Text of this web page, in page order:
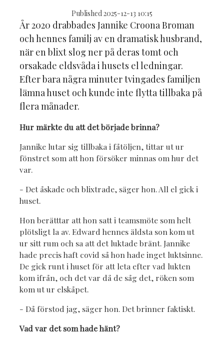
Published 2025-12-13 10:15
År 2020 drabbades Jannike Croona Broman
och hennes familj av en dramatisk husbrand,
när en blixt slog ner på deras tomt och
orsakade eldsvåda i husets el ledningar.
Efter bara några minuter tvingades familjen
lämna huset och kunde inte flytta tillbaka på
flera månader.
Hur märkte du att det började brinna?
Jannike lutar sig tillbaka i fåtöljen, tittar ut ur
fönstret som att hon försöker minnas om hur det
var.
- Det åskade och blixtrade, säger hon. All el gick i
huset.
Hon berätttar att hon satt i teamsmöte som helt
plötsligt la av. Edward hennes äldsta son kom ut
ur sitt rum och sa att det luktade bränt. Jannike
hade precis haft covid så hon hade inget luktsinne.
De gick runt i huset för att leta efter vad lukten
kom ifrån, och det var då de såg det, röken som
kom ut ur elskåpet.
- Då förstod jag, säger hon. Det brinner faktiskt.
Vad var det som hade hänt?